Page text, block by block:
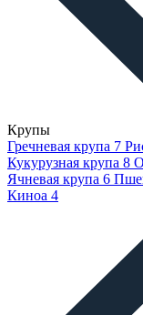
Крупы
Гречневая крупа 7
Кукурузная крупа 8
Ячневая крупа 6
Киноа 4